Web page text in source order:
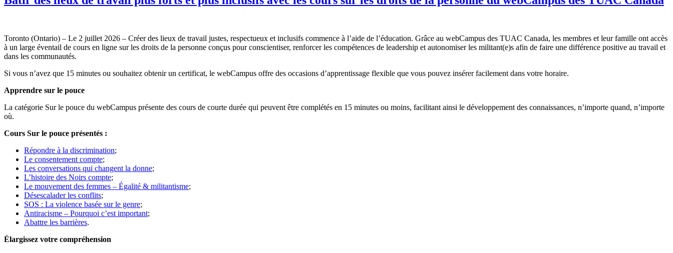
Toronto (Ontario) – Le 2 juillet 2026 – Créer des lieux de travail justes, respectueux et inclusifs commence à l’aide de l’éducation. Grâce au webCampus des TUAC Canada, les membres et leur famille ont accès
à un large éventail de cours en ligne sur les droits de la personne conçus pour conscientiser, renforcer les compétences de leadership et autonomiser les militant(e)s afin de faire une différence positive au travail et
dans les communautés.
Si vous n’avez que 15 minutes ou souhaitez obtenir un certificat, le webCampus offre des occasions d’apprentissage flexible que vous pouvez insérer facilement dans votre horaire.
Apprendre sur le pouce
La catégorie Sur le pouce du webCampus présente des cours de courte durée qui peuvent être complétés en 15 minutes ou moins, facilitant ainsi le développement des connaissances, n’importe quand, n’importe
où.
Cours Sur le pouce présentés :
Répondre à la discrimination;
Le consentement compte;
Les conversations qui changent la donne;
L’histoire des Noirs compte;
Le mouvement des femmes – Égalité & militantisme;
Désescalader les conflits;
SOS : La violence basée sur le genre;
Antiracisme – Pourquoi c’est important;
Abattre les barrières.
Élargissez votre compréhension